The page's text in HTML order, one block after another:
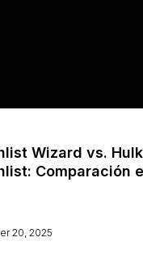
Wizard vs.
Comparación
20, 2025